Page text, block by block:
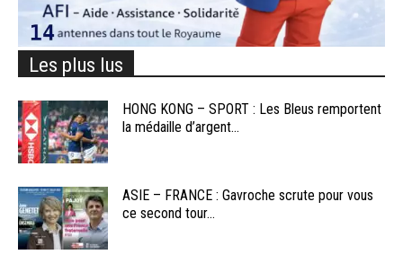
Les plus lus
HONG KONG – SPORT : Les Bleus remportent
la médaille d’argent...
ASIE – FRANCE : Gavroche scrute pour vous
ce second tour...